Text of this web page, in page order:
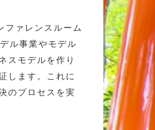
ファレンスルーム
ル事業やモデル
スモデルを作り
します。これに
のプロセスを実